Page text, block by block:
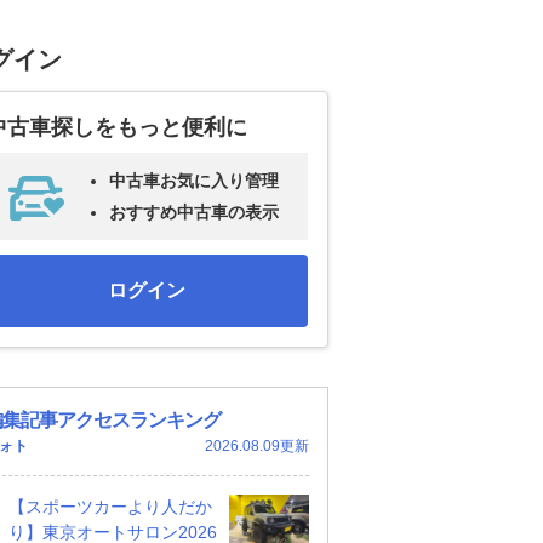
イン
古車探しをもっと便利に
中古車お気に入り管理
おすすめ中古車の表示
ログイン
記事アクセスランキング
ト 2026.08.09更新
【スポーツカーより人だか
り】東京オートサロン2026